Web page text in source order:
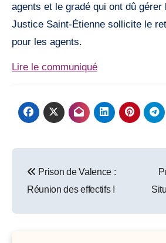
agents et le gradé qui ont dû gérer
Justice Saint-Étienne sollicite le
pour les agents.
Lire le communiqué
navigation
Prison de Valence :
Réunion des effectifs !